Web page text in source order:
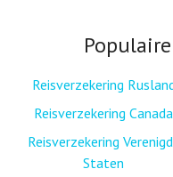
Reisverzekering
Reisverzekering Canada
Reisverzekering
Staten